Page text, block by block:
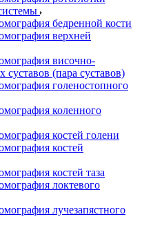
бедренной кости
верхней
височно-
(пара суставов)
голеностопного
коленного
костей голени
костей
костей таза
локтевого
лучезапястного